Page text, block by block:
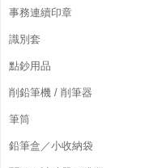
事務連續印章
識別套
點鈔用品
削鉛筆機 / 削筆器
筆筒
鉛筆盒／小收納袋